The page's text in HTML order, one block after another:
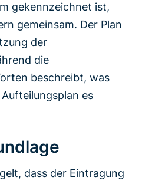
gekennzeichnet ist,
gemeinsam. Der Plan
der
die
beschreibt, was
es
dass der Eintragung